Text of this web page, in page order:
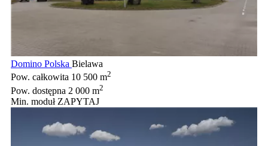
Domino Polska Bielawa
Pow. całkowita 10 500 m2
Pow. dostępna 2 000 m2
Min. moduł ZAPYTAJ